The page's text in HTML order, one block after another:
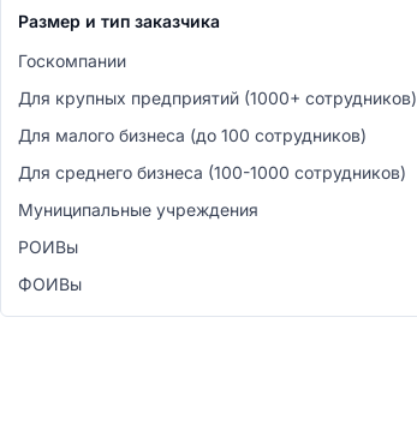
Размер и тип заказчика
Госкомпании
Для крупных предприятий (1000+ сотрудников)
Для малого бизнеса (до 100 сотрудников)
Для среднего бизнеса (100-1000 сотрудников)
Муниципальные учреждения
РОИВы
ФОИВы